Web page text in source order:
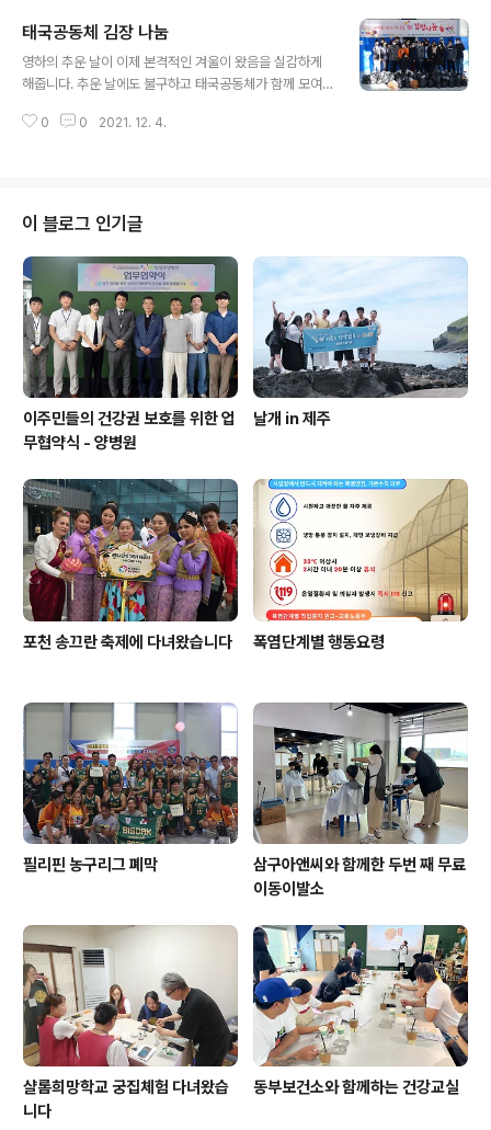
습니다. 하지만 우리는 멈추거나 좌절하지 않습니다. 함께
나누며 새로운 새해를 희망차게 맞이 할 것입니다. 오늘 태
국공동체 모임이 그 출발점이 되기를 희망해봅니다.
태국공동체 김장 나눔
영하의 추운 날이 이제 본격적인 겨울이 왔음을 실감하게
해줍니다. 추운 날에도 불구하고 태국공동체가 함께 모여
는 내내 웃음 소리가 멈추지 않았습니다. 나눔은 추위도 이
체의 희망과 사랑도 무르 익어가길 희망하여 봅니다.
0 0 2021. 12. 4.
이 블로그 인기글
이주민들의 건강권 보호를 위한 업
무협약식 - 양병원
날개 in 제주
포천 송끄란 축제에 다녀왔습니다 폭염단계별 행동요령
필리핀 농구리그 폐막
삼구아앤씨와 함께한 두번 째 무료
이동이발소
샬롬희망학교 궁집체험 다녀왔습
니다
동부보건소와 함께하는 건강교실